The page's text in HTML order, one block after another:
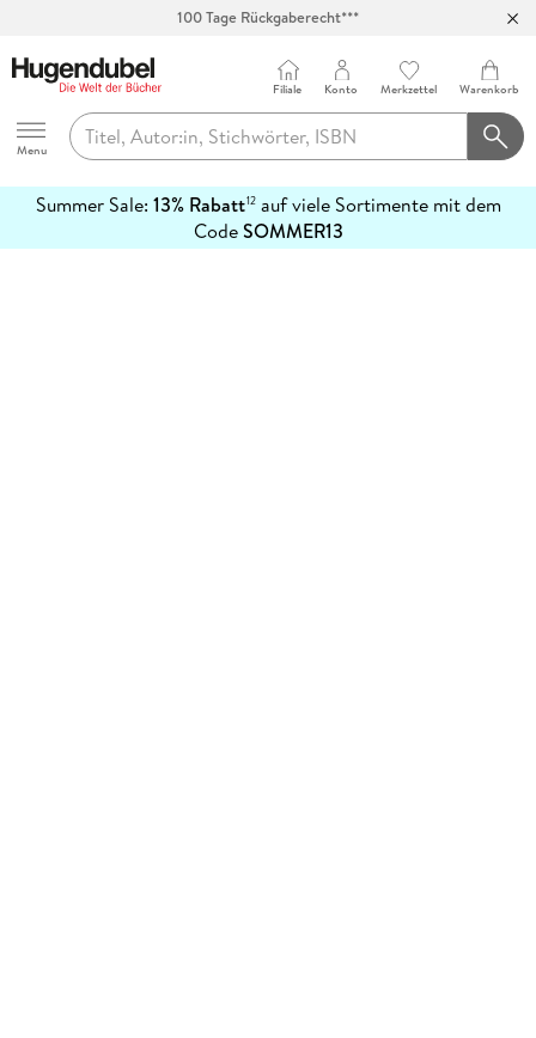
100 Tage Rückgaberecht***
Hugendubel
Menu
Filiale Konto Merkzettel Warenkorb
Summer Sale: 13% Rabatt12auf viele Sortimente mit dem
CodeSOMMER13
erfahren